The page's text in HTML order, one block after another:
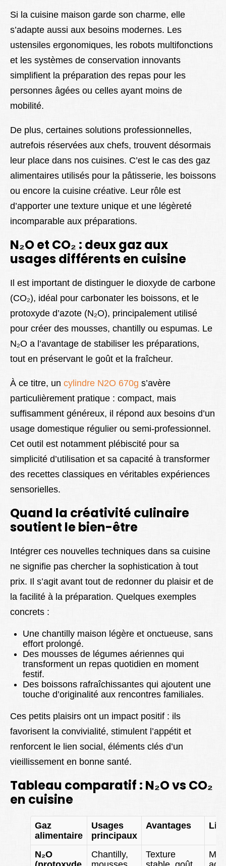
Si la cuisine maison garde son charme, elle
s’adapte aussi aux besoins modernes. Les
ustensiles ergonomiques, les robots multifonctions
et les systèmes de conservation innovants
simplifient la préparation des repas pour les
personnes âgées ou celles ayant moins de
mobilité.
De plus, certaines solutions professionnelles,
autrefois réservées aux chefs, trouvent désormais
leur place dans nos cuisines. C’est le cas des gaz
alimentaires utilisés pour la pâtisserie, les boissons
ou encore la cuisine créative. Leur rôle est
d’apporter une texture unique et une légèreté
incomparable aux préparations.
N₂O et CO₂ : deux gaz aux
usages différents en cuisine
Il est important de distinguer le dioxyde de carbone
(CO₂), idéal pour carbonater les boissons, et le
protoxyde d’azote (N₂O), principalement utilisé
pour créer des mousses, chantilly ou espumas. Le
N₂O a l’avantage de stabiliser les préparations,
tout en préservant le goût et la fraîcheur.
À ce titre, un cylindre N2O 670g s’avère
particulièrement pratique : compact, mais
suffisamment généreux, il répond aux besoins d’un
usage domestique régulier ou semi-professionnel.
Cet outil est notamment plébiscité pour sa
simplicité d’utilisation et sa capacité à transformer
des recettes classiques en véritables expériences
sensorielles.
Quand la créativité culinaire
soutient le bien-être
Intégrer ces nouvelles techniques dans sa cuisine
ne signifie pas chercher la sophistication à tout
prix. Il s’agit avant tout de redonner du plaisir et de
la facilité à la préparation. Quelques exemples
concrets :
Une chantilly maison légère et onctueuse, sans
effort prolongé.
Des mousses de légumes aériennes qui
transforment un repas quotidien en moment
festif.
Des boissons rafraîchissantes qui ajoutent une
touche d’originalité aux rencontres familiales.
Ces petits plaisirs ont un impact positif : ils
favorisent la convivialité, stimulent l’appétit et
renforcent le lien social, éléments clés d’un
vieillissement en bonne santé.
Tableau comparatif : N₂O vs CO₂
en cuisine
Gaz
alimentaire
Usages
principaux
Avantages
N₂O
Chantilly,
Texture